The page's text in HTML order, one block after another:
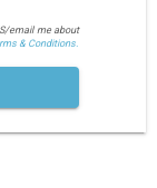
email me about
& Conditions.